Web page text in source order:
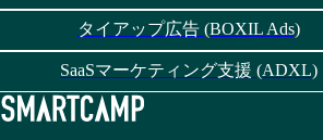
タイアップ広告 (BOXIL Ads)
SaaSマーケティング支援 (ADXL)